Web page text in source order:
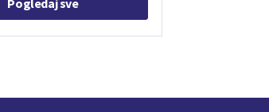
Pogledaj sve